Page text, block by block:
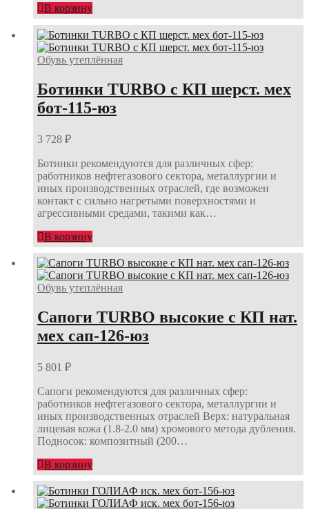
В корзину
Обувь утеплённая
Ботинки TURBO с КП шерст. мех
бот-115-юз
3 728 ₽
Ботинки рекомендуются для различных сфер:
работников нефтегазового сектора, металлургии и
иных производственных отраслей, где возможен
контакт с сильно нагретыми поверхностями и
агрессивными средами, такими как…
В корзину
Обувь утеплённая
Сапоги TURBO высокие с КП нат.
мех сап-126-юз
5 801 ₽
Сапоги рекомендуются для различных сфер:
работников нефтегазового сектора, металлургии и
иных производственных отраслей Верх: натуральная
лицевая кожа (1.8-2.0 мм) хромового метода дубления.
Подносок: композитный (200…
В корзину